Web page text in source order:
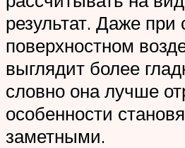
результат. Даже при
поверхностном
выглядит более
словно она лучше
особенности
заметными.